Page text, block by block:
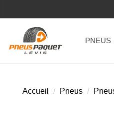
PNEUS
Accueil Pneus